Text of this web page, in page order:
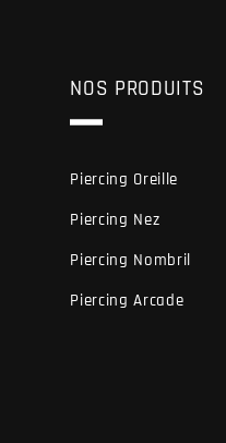
NOS PRODUITS
Piercing Oreille
Piercing Nez
Piercing Nombril
Piercing Arcade